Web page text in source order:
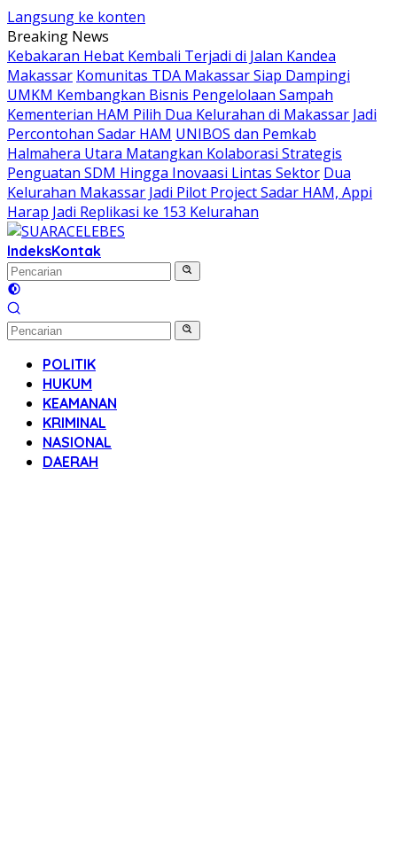
Langsung ke konten
Breaking News
Kebakaran Hebat Kembali Terjadi di Jalan Kandea
Makassar Komunitas TDA Makassar Siap Dampingi
UMKM Kembangkan Bisnis Pengelolaan Sampah
Kementerian HAM Pilih Dua Kelurahan di Makassar Jadi
Percontohan Sadar HAM UNIBOS dan Pemkab
Halmahera Utara Matangkan Kolaborasi Strategis
Penguatan SDM Hingga Inovaasi Lintas Sektor Dua
Kelurahan Makassar Jadi Pilot Project Sadar HAM, Appi
Harap Jadi Replikasi ke 153 Kelurahan
IndeksKontak
POLITIK
HUKUM
KEAMANAN
KRIMINAL
NASIONAL
DAERAH